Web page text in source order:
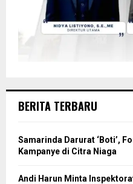
BERITA TERBARU
Samarinda Darurat ‘Boti’,
Kampanye di Citra Niaga
Andi Harun Minta